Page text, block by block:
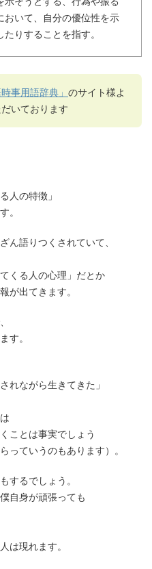
おいて、自分の優位性を示
りすることを指す。
時事用語辞典」 のサイト様よ
いております
人の特徴」
。
ん語りつくされていて、
くる人の心理」だとか
が出てきます。
す。
れながら生きてきた」
ことは事実でしょう
っていうのもあります）。
するでしょう。
自身が頑張っても
は現れます。